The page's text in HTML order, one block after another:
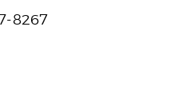
8267